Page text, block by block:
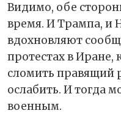
Видимо, обе
время. И Трампа, и
вдохновляют
протестах в Иране,
сломить правящий
ослабить. И тогда
военным.